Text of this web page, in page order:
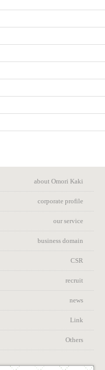
about Omori Kaki
corporate profile
our service
business domain
CSR
recruit
news
Link
Others